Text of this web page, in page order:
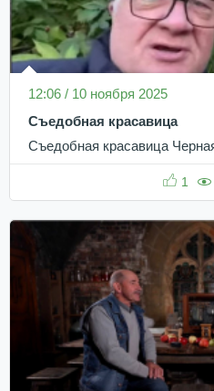
12:06 / 10 ноября 2025
Съедобная красавица
Съедобная красавица
1